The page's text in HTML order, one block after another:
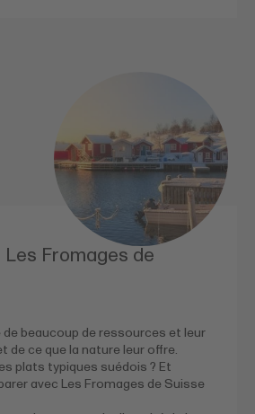
Fromages de
de beaucoup de ressources et leur
de ce que la nature leur offre.
plats typiques suédois ? Et
avec Les Fromages de Suisse